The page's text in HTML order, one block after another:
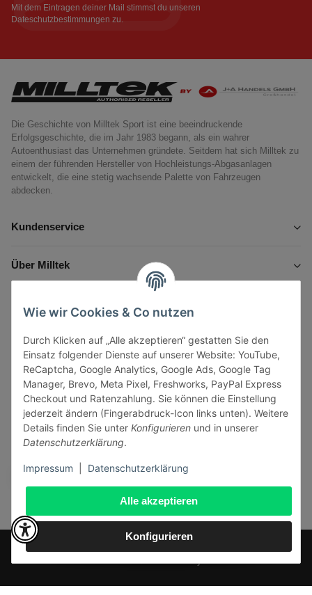
Alle akzeptieren
Konfigurieren
Wie wir Cookies & Co nutzen
Durch Klicken auf „Alle akzeptieren“ gestatten Sie den
Einsatz folgender Dienste auf unserer Website: YouTube,
ReCaptcha, Google Analytics, Google Ads, Google Tag
Manager, Brevo, Meta Pixel, Freshworks, PayPal Express
Checkout und Ratenzahlung. Sie können die Einstellung
jederzeit ändern (Fingerabdruck-Icon links unten). Weitere
Details finden Sie unter Konfigurieren und in unserer
Datenschutzerklärung.
Impressum Datenschutzerklärung
Mit dem Eintragen deiner Mail stimmst du unseren
Dateschutzbestimmungen zu.
Die Geschichte von Milltek Sport ist eine beeindruckende
Erfolgsgeschichte, die im Jahr 1983 begann, als ein wahrer
Autoenthusiast das Unternehmen gründete. Seitdem hat sich Milltek zu
einem der führenden Hersteller von Hochleistungs-Abgasanlagen
entwickelt, die eine stetig wachsende Palette von Fahrzeugen
abdecken.
Kundenservice
Über Milltek
Gesetzliche Informationen
Vertrag widerrufen
Sicher bezahlen via:
© J+A Handels GmbH
Perfected byDreizack Medien.